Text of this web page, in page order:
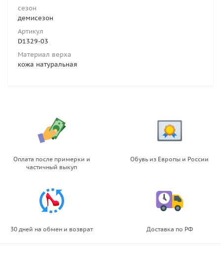
сезон
демисезон
Артикул
D1329-03
Материал верха
кожа натуральная
Оплата после примерки и
частичный выкуп
Обувь из Европы и России
30 дней на обмен и возврат Доставка по РФ